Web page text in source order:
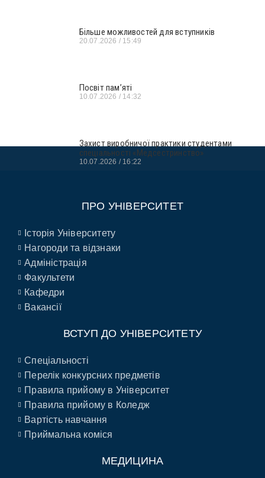
Більше можливостей для вступників
20.07.2026 15:49
Посвіт пам’яті
10.07.2026 14:32
Захист виробничої практики студентами
спеціальності «Медсестринство»
10.07.2026 16:22
ПРО УНІВЕРСИТЕТ
Історія Університету
Нагороди та відзнаки
Адміністрація
Факультети
Кафедри
Вакансії
ВСТУП ДО УНІВЕРСИТЕТУ
Спеціальності
Перелік конкурсних предметів
Правила прийому в Університет
Правила прийому в Коледж
Вартість навчання
Приймальна коміся
МЕДИЦИНА